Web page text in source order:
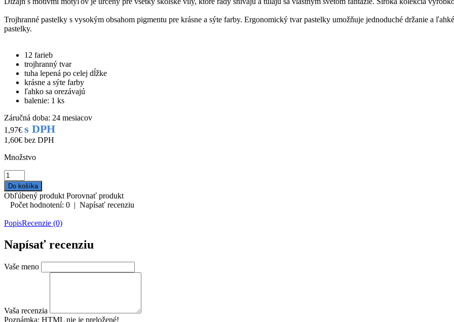
Trojhranné pastelky s vysokým obsahom pigmentu pre krásne a sýte farby. Ergonomický tvar pastelky umožňuje jednoduché držanie a
pastelky.
12 farieb
trojhranný tvar
tuha lepená po celej dĺžke
krásne a sýte farby
ľahko sa orezávajú
balenie: 1 ks
Záručná doba: 24 mesiacov
1,97€ s DPH
1,60€ bez DPH
Množstvo
Obľúbený produkt Porovnať produkt
Počet hodnotení: 0 | Napísať recenziu
PopisRecenzie (0)
Napísať recenziu
Vaše meno
Vaša recenzia
Poznámka: HTML nie je preložené!